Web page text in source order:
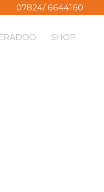
07824/ 6644160
SHOP